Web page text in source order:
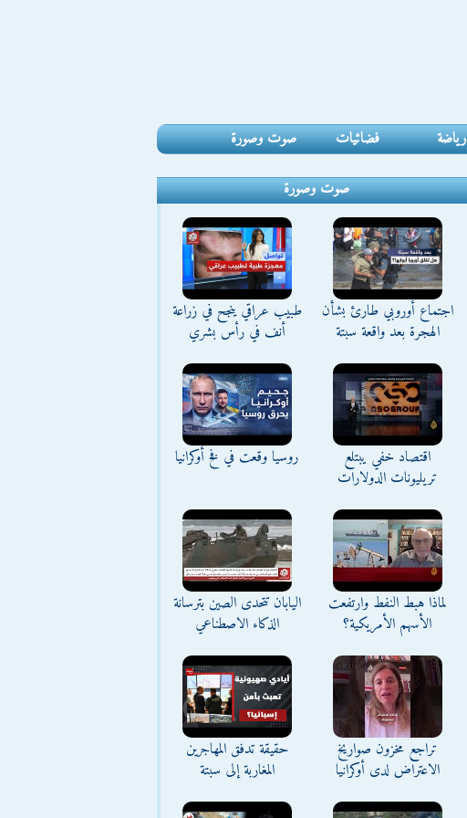
رياضة فضائيات صوت وصورة
صوت وصورة
اجتماع أوروبي طارئ بشأن
الهجرة بعد واقعة سبتة
طبيب عراقي ينجح في زراعة
أنف في رأس بشري
اقتصاد خفي يبتلع
تريليونات الدولارات
روسيا وقعت في فخ أوكرانيا
لماذا هبط النفط وارتفعت
الأسهم الأمريكية؟
اليابان تتحدى الصين بترسانة
الذكاء الاصطناعي
تراجع مخزون صواريخ
الاعتراض لدى أوكرانيا
حقيقة تدفق المهاجرين
المغاربة إلى سبتة